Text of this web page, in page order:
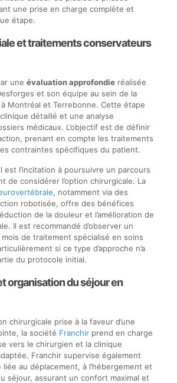
une prise en charge complète et
étape.
et traitements conservateurs
une évaluation approfondieréalisée
et son équipe au sein de la
à Montréal et Terrebonne. Cette étape
détaillé et une analyse
médicaux. L’objectif est de définir
prenant en compte les traitements
contraintes spécifiques du patient.
est l’incitation à poursuivre un parcours
de considérer l’option chirurgicale. La
, notamment via des
robotisée, offre des bénéfices
de la douleur et l’amélioration de
Il est recommandé d’observer un
mois de traitement spécialisé en soins
si ce type d’approche n’a
du protocole initial.
organisation du séjour en
chirurgicale prise à la faveur d’une
la société Franchirprend en charge
vers le chirurgien et la clinique
Franchir supervise également
au déplacement, à l’hébergement et
séjour, assurant un confort maximal et